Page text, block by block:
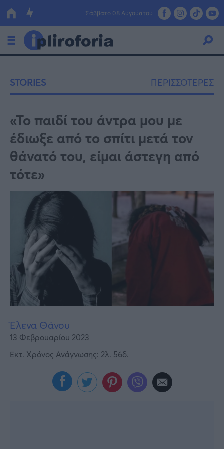
Σάββατο 08 Αυγούστου
Οικονομία
Πολιτική
Τράπεζες
Επιδοτήσεις
Κόσμος
Lifestyle
Αθλητικά
Υγεία
Γυναίκα
Καιρός
STORIES ΠΕΡΙΣΣΟΤΕΡΕΣ
«Το παιδί του άντρα μου με
έδιωξε από το σπίτι μετά τον
θάνατό του, είμαι άστεγη από
τότε»
Έλενα Θάνου
13 Φεβρουαρίου 2023
Εκτ. Χρόνος Ανάγνωσης: 2λ. 56δ.